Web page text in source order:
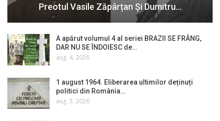
Preotul Vasile Zăpârțan Și Dumitru…
A apărut volumul 4 al seriei BRAZII SE FRÂNG,
DAR NU SE ÎNDOIESC de…
aug. 4, 2026
1 august 1964. Eliberarea ultimilor deținuți
politici din România…
aug. 3, 2026